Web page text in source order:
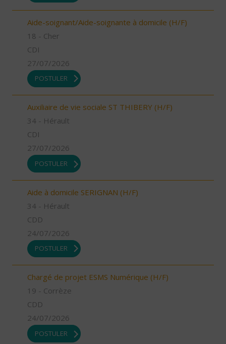
Aide-soignant/Aide-soignante à domicile (H/F)
18 - Cher
CDI
27/07/2026
POSTULER
Auxiliaire de vie sociale ST THIBERY (H/F)
34 - Hérault
CDI
27/07/2026
POSTULER
Aide à domicile SERIGNAN (H/F)
34 - Hérault
CDD
24/07/2026
POSTULER
Chargé de projet ESMS Numérique (H/F)
19 - Corrèze
CDD
24/07/2026
POSTULER